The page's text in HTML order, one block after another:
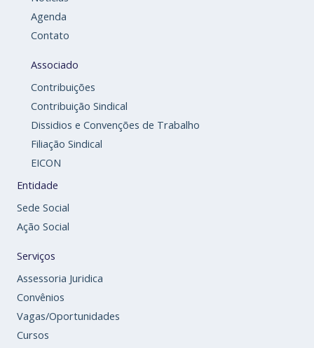
Agenda
Contato
Associado
Contribuições
Contribuição Sindical
Dissidios e Convenções de Trabalho
Filiação Sindical
EICON
Entidade
Sede Social
Ação Social
Serviços
Assessoria Juridica
Convênios
Vagas/Oportunidades
Cursos